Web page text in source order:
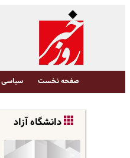
صفحه نخست سیاسی
دانشگاه آزاد